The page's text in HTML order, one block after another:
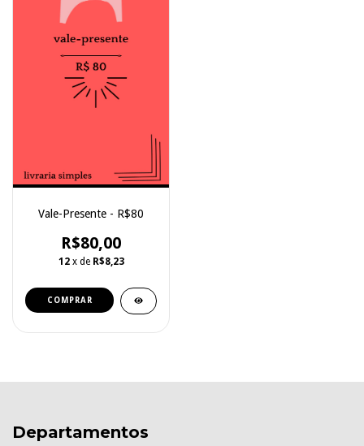
Vale-Presente - R$80
R$80,00
12 x de R$8,23
Departamentos